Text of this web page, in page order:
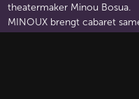
theatermaker Minou Bosua.
MINOUX brengt cabaret